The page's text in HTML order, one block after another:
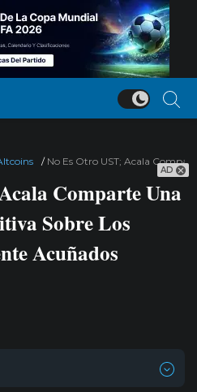
AD
/ No Es Otro UST; Acala
Comparte Una
Sobre Los
Acuñados